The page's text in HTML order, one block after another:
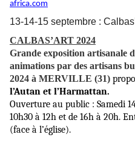
africa.com
13-14-15 septembre :
CALBAS’ART 2024
Grande exposition artisanale
animations par des artisans
2024 à MERVILLE (31)
l’Autan et l’Harmattan.
Ouverture au public : Samedi
10h30 à 12h et de 16h à 20h.
(face à l’église).